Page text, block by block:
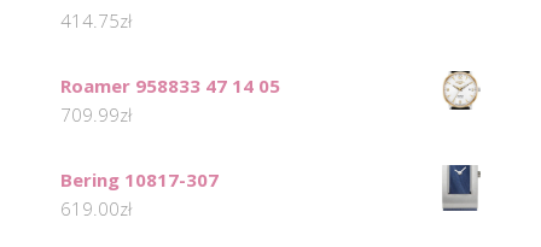
414.75zł
Roamer 958833 47 14 05
709.99zł
Bering 10817-307
619.00zł